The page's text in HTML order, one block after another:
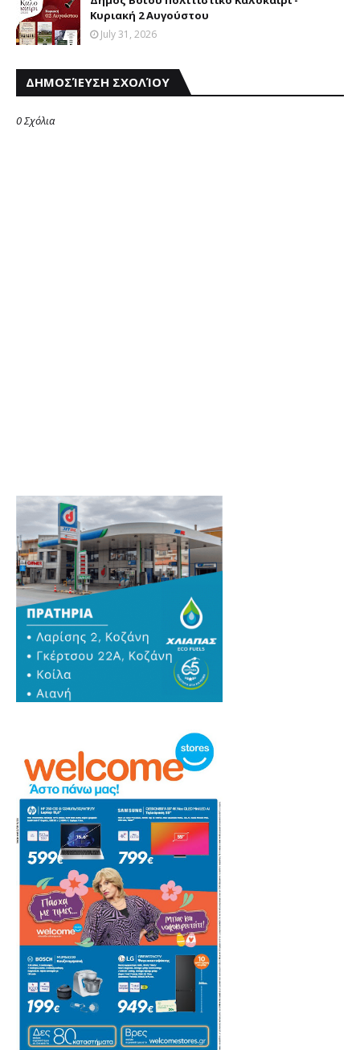
Κυριακή 2 Αυγούστου
July 31, 2026
ΔΗΜΟΣΊΕΥΣΗ ΣΧΟΛΊΟΥ
0 Σχόλια